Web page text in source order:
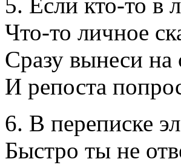
Что-то личное
Сразу вынеси на
И репоста
6. В переписке
Быстро ты не